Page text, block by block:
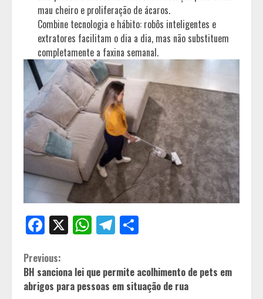
mau cheiro e proliferação de ácaros.
Combine tecnologia e hábito: robôs inteligentes e
extratores facilitam o dia a dia, mas não substituem
completamente a faxina semanal.
Facebook
X WhatsApp
Telegram
Continue
Reading
Previous:
BH sanciona lei que permite acolhimento de pets em
abrigos para pessoas em situação de rua